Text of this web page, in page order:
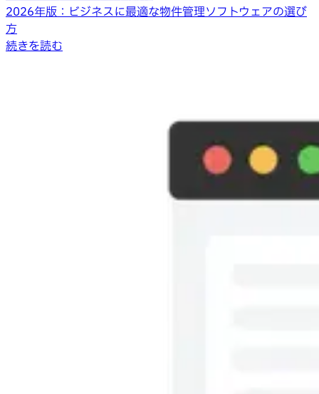
2026年版：ビジネスに最適な物件管理ソフトウェアの選び
方
続きを読む